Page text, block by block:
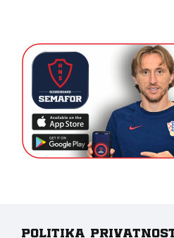
Politika